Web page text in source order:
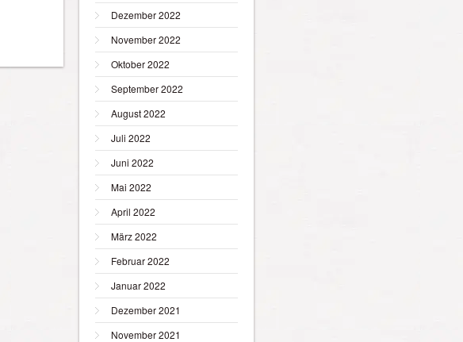
Dezember 2022
November 2022
Oktober 2022
September 2022
August 2022
Juli 2022
Juni 2022
Mai 2022
April 2022
März 2022
Februar 2022
Januar 2022
Dezember 2021
November 2021